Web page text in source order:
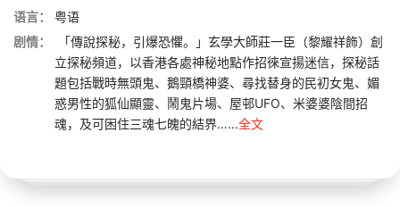
语言：
粤语
剧情：
「傳說探秘，引爆恐懼。」玄學大師莊一臣（黎耀祥飾）創
立探秘頻道，以香港各處神秘地點作招徠宣揚迷信，探秘話
題包括戰時無頭鬼、鵝頸橋神婆、尋找替身的民初女鬼、媚
惑男性的狐仙顯靈、鬧鬼片場、屋邨UFO、米婆婆陰間招
魂，及可困住三魂七魄的結界…...全文